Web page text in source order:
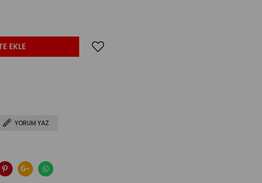
YORUM YAZ